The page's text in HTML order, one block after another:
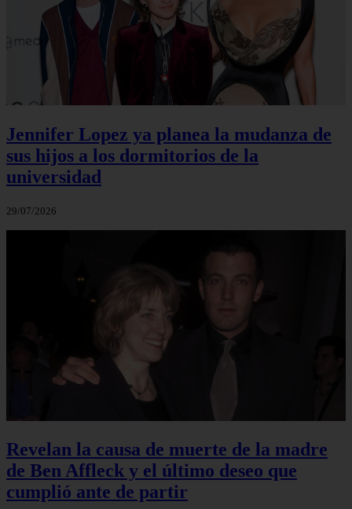
Jennifer Lopez ya planea la mudanza de
sus hijos a los dormitorios de la
universidad
29/07/2026
Revelan la causa de muerte de la madre
de Ben Affleck y el último deseo que
cumplió ante de partir